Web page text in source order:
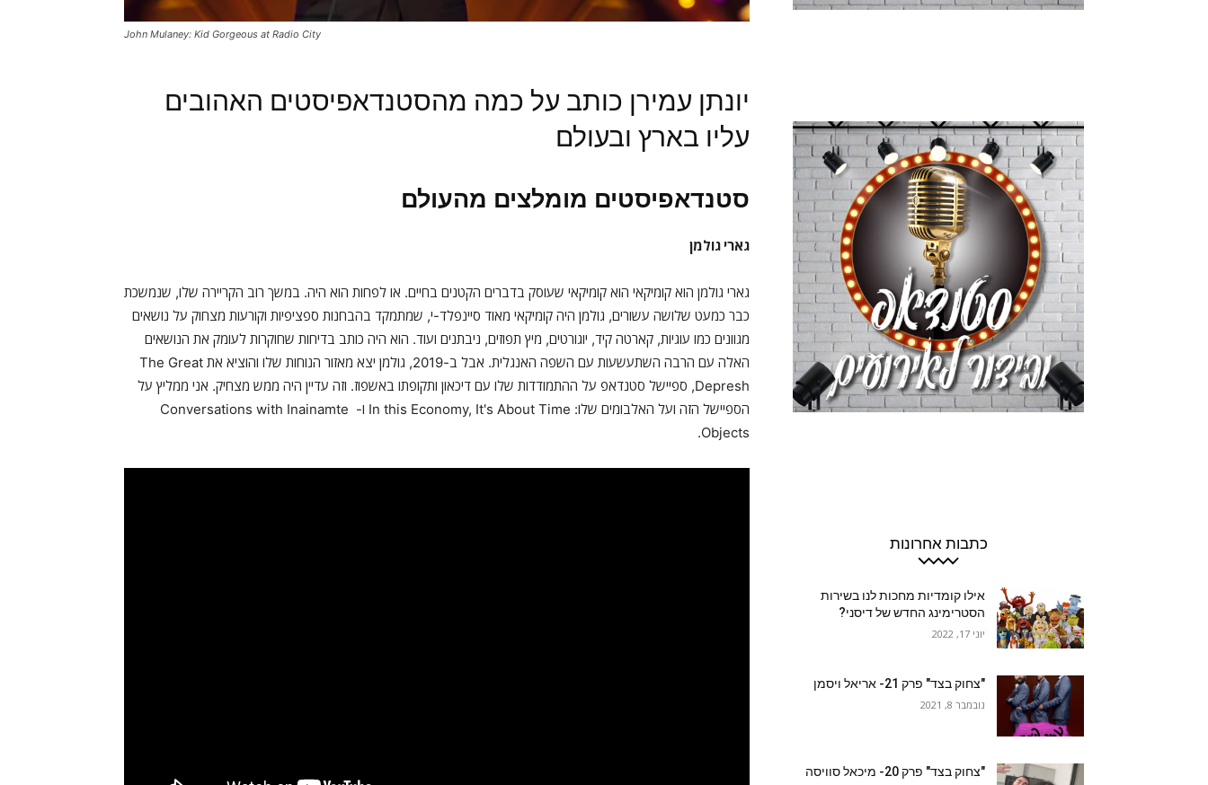
John Mulaney: Kid Gorgeous at Radio City
יונתן עמירן כותב על כמה מהסטנדאפיסטים האהובים
עליו בארץ ובעולם
סטנדאפיסטים מומלצים מהעולם
גארי גולמן
גארי גולמן הוא קומיקאי הוא קומיקאי שעוסק בדברים הקטנים בחיים. או לפחות הוא היה. במשך רוב הקריירה שלו, שנמשכת
כבר כמעט שלושה עשורים, גולמן היה קומיקאי מאוד סיינפלד-י, שמתמקד בהבחנות ספציפיות וקורעות מצחוק על נושאים
מגוונים כמו עוגיות, קארטה קיד, יוגורטים, מיץ תפוזים, ניבתנים ועוד. הוא היה כותב בדיחות שחוקרות לעומק את הנושאים
האלה עם הרבה השתעשעות עם השפה האנגלית. אבל ב-2019, גולמן יצא מאזור הנוחות שלו והוציא את The Great
Depresh, ספיישל סטנדאפ על ההתמודדות שלו עם דיכאון ותקופתו באשפוז. וזה עדיין היה ממש מצחיק. אני ממליץ על
הספיישל הזה ועל האלבומים שלו: In this Economy, It's About Time ו- Conversations with Inainamte
Objects.
כתבות אחרונות
אילו קומדיות מחכות לנו בשירות
הסטרימינג החדש של דיסני?
יוני 17, 2022
"צחוק בצד" פרק 21- אריאל ויסמן
נובמבר 8, 2021
"צחוק בצד" פרק 20- מיכאל סוויסה